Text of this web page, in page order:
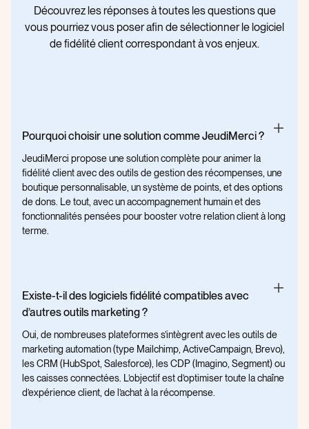
Découvrez les réponses à toutes les questions que
vous pourriez vous poser afin de sélectionner le logiciel
de fidélité client correspondant à vos enjeux.
Pourquoi choisir une solution comme JeudiMerci ?
JeudiMerci propose une solution complète pour animer la
fidélité client avec des outils de gestion des récompenses, une
boutique personnalisable, un système de points, et des options
de dons. Le tout, avec un accompagnement humain et des
fonctionnalités pensées pour booster votre relation client à long
terme.
Existe-t-il des logiciels fidélité compatibles avec
d’autres outils marketing ?
Oui, de nombreuses plateformes s’intègrent avec les outils de
marketing automation (type Mailchimp, ActiveCampaign, Brevo),
les CRM (HubSpot, Salesforce), les CDP (Imagino, Segment) ou
les caisses connectées. L’objectif est d’optimiser toute la chaîne
d’expérience client, de l’achat à la récompense.